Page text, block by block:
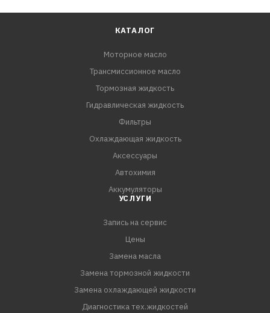
КАТАЛОГ
Моторное масло
Трансмиссионное масло
Тормозная жидкость
Гидравлическая жидкость
Фильтры
Охлаждающая жидкость
Аксессуары
Автохимия
Аккумуляторы
УСЛУГИ
Запись на сервис
Цены
Замена масла
Замена тормозной жидкости
Замена охлаждающей жидкости
Диагностика тех.жидкостей